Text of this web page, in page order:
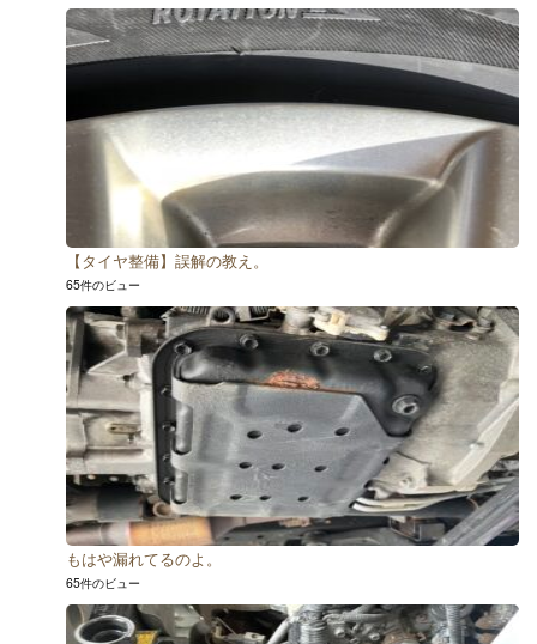
【タイヤ整備】誤解の教え。
65件のビュー
もはや漏れてるのよ。
65件のビュー